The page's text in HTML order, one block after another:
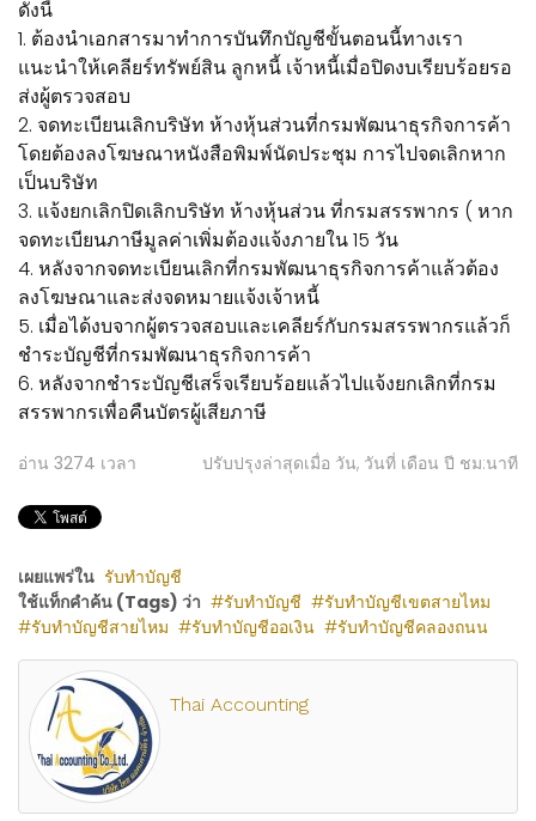
ดังนี้
1. ต้องนำเอกสารมาทำการบันทึกบัญชีขั้นตอนนี้ทางเรา
แนะนำให้เคลียร์ทรัพย์สิน ลูกหนี้ เจ้าหนี้เมื่อปิดงบเรียบร้อยรอ
ส่งผู้ตรวจสอบ
2. จดทะเบียนเลิกบริษัท ห้างหุ้นส่วนที่กรมพัฒนาธุรกิจการค้า
โดยต้องลงโฆษณาหนังสือพิมพ์นัดประชุม การไปจดเลิกหาก
เป็นบริษัท
3. แจ้งยกเลิกปิดเลิกบริษัท ห้างหุ้นส่วน ที่กรมสรรพากร ( หาก
จดทะเบียนภาษีมูลค่าเพิ่มต้องแจ้งภายใน 15 วัน
4. หลังจากจดทะเบียนเลิกที่กรมพัฒนาธุรกิจการค้าแล้วต้อง
ลงโฆษณาและส่งจดหมายแจ้งเจ้าหนี้
5. เมื่อได้งบจากผู้ตรวจสอบและเคลียร์กับกรมสรรพากรแล้วก็
ชำระบัญชีที่กรมพัฒนาธุรกิจการค้า
6. หลังจากชำระบัญชีเสร็จเรียบร้อยแล้วไปแจ้งยกเลิกที่กรม
สรรพากรเพื่อคืนบัตรผู้เสียภาษี
อ่าน 3274 เวลา ปรับปรุงล่าสุดเมื่อ วัน, วันที่ เดือน ปี ชม:นาที
เผยแพร่ใน รับทำบัญชี
ใช้แท็กคำค้น (Tags) ว่า
รับทำบัญชี
รับทำบัญชีเขตสายไหม
รับทำบัญชีสายไหม
รับทำบัญชีออเงิน รับทำบัญชีคลองถนน
Thai Accounting